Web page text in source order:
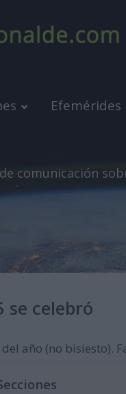
Efemérides
comunicación
se celebró
del año (no bisiesto).